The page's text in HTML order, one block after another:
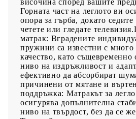
Горната част на леглото ви
опора за гърба, докато седите
четете или гледате
матрак: Вградените
пружини са известни с много
качество, като същевременно
ниво на издръжливост и
ефективно да абсорбират
причинени от мятане и
поддръжка: Матракът за
осигурява допълнителна
ниво на твърдост, без да се